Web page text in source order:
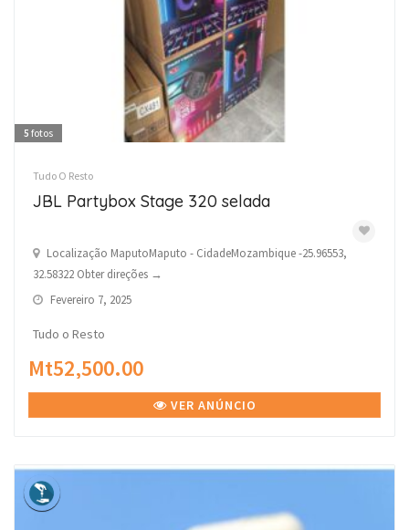
5 fotos
Tudo O Resto
JBL Partybox Stage 320 selada
Localização MaputoMaputo - CidadeMozambique -25.96553,
32.58322 Obter direções →
Fevereiro 7, 2025
Tudo o Resto
Mt52,500.00
VER ANÚNCIO